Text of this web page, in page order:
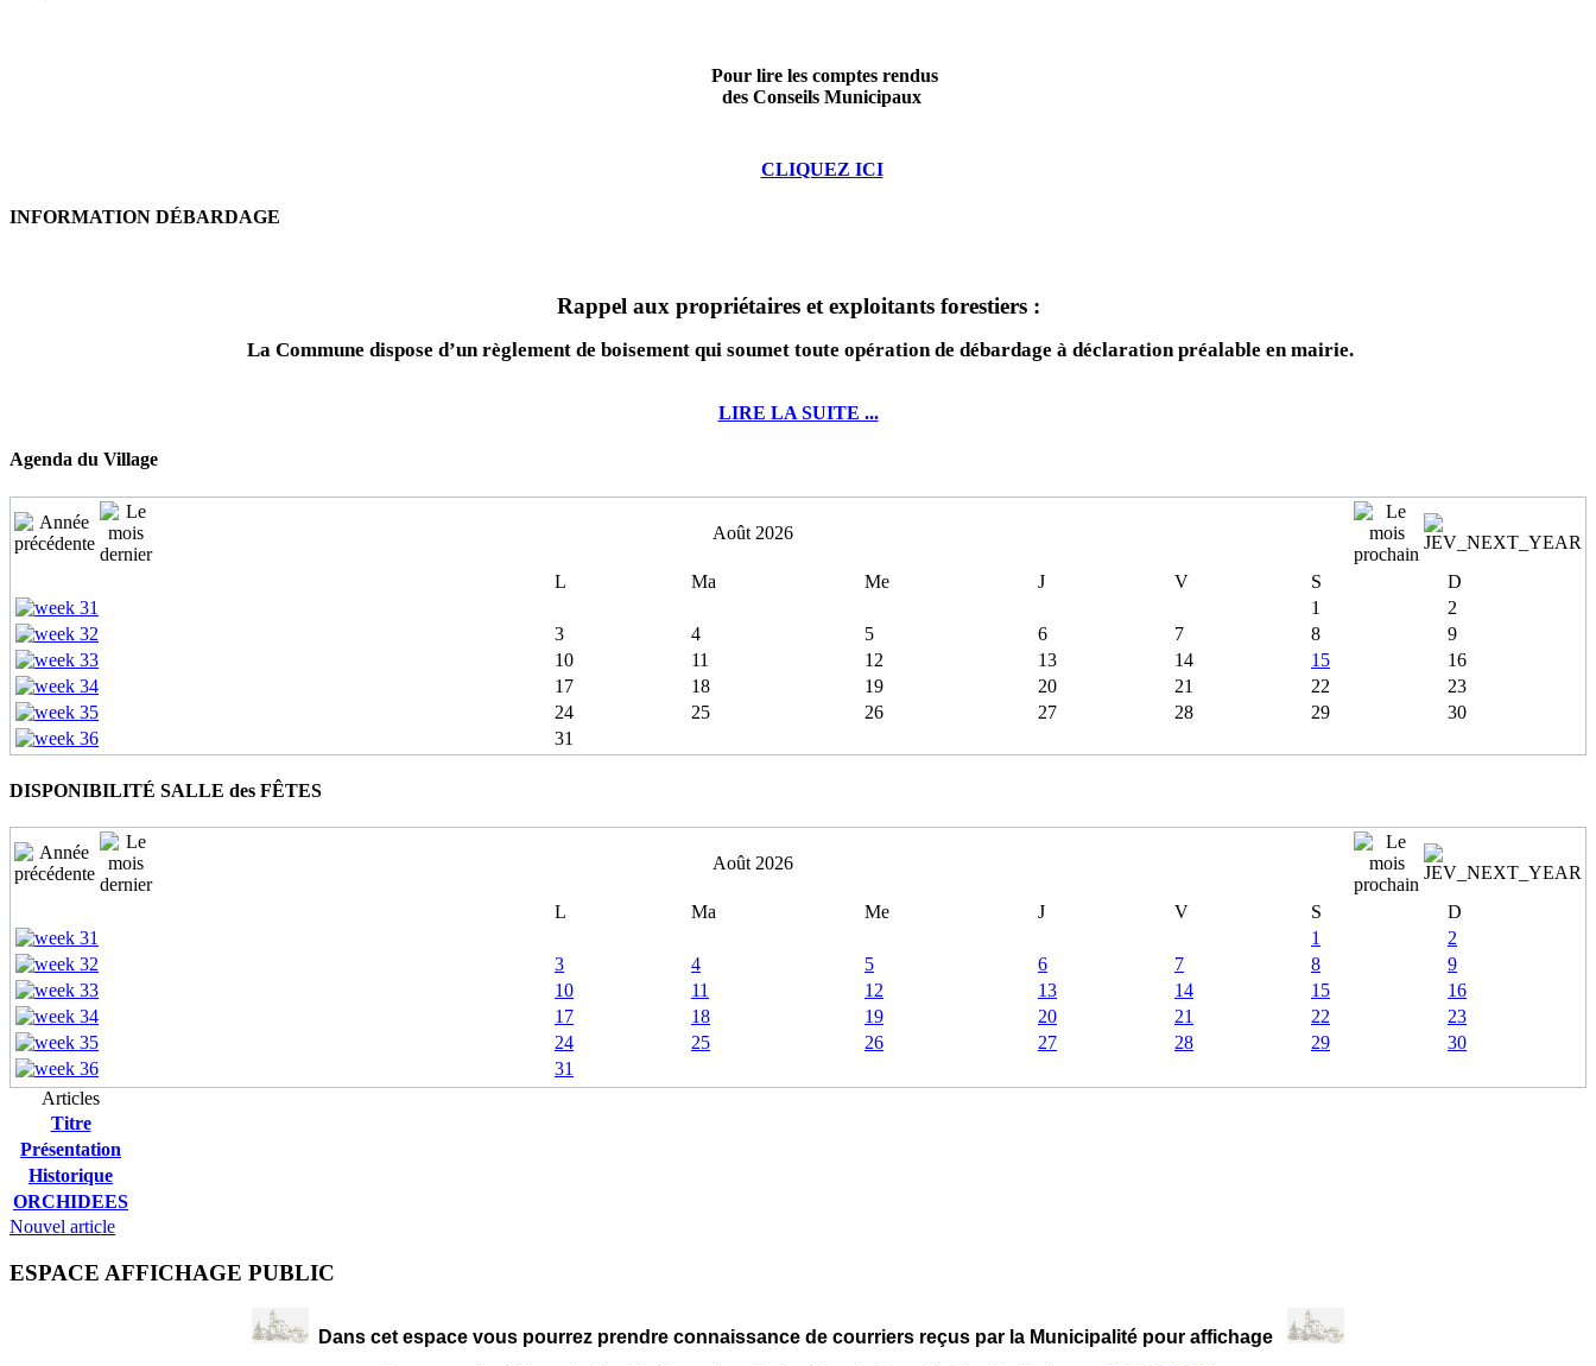
Pour lire les comptes rendus
des Conseils Municipaux
CLIQUEZ ICI
INFORMATION DÉBARDAGE
Rappel aux propriétaires et exploitants forestiers :
La Commune dispose d’un règlement de boisement qui soumet toute opération de débardage à déclaration préalable en mairie.
LIRE LA SUITE ...
Agenda du Village
Août 2026
L Ma Me J V S
D
1
2
3
4 5 6 7 8
9
10
11 12 13 14 15
16
17
18 19 20 21 22
23
24
25 26 27 28 29
30
31
DISPONIBILITÉ SALLE des FÊTES
Août 2026
L Ma Me J V S
D
1
2
3
4 5 6 7 8
9
10
11 12 13 14 15
16
17
18 19 20 21 22
23
24
25 26 27 28 29
30
31
Articles
Titre
Présentation
Historique
ORCHIDEES
Nouvel article
ESPACE AFFICHAGE PUBLIC
Dans cet espace vous pourrez prendre connaissance de courriers reçus par la Municipalité pour affichage